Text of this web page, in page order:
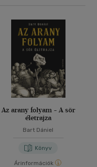
Az arany folyam - A sör
életrajza
Bart Dániel
Könyv
Árinformációk